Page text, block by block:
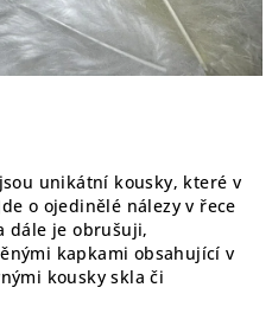
jsou unikátní kousky, které v
o ojedinělé nálezy v řece
dále je obrušuji,
kapkami obsahující v
kousky skla či